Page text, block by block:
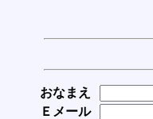
おなまえ
Ｅメール